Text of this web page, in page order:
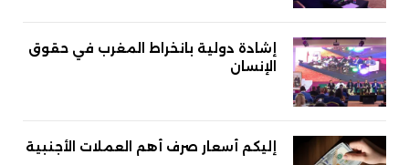
إشادة دولية بانخراط المغرب في حقوق
الإنسان
إليكم أسعار صرف أهم العملات الأجنبية